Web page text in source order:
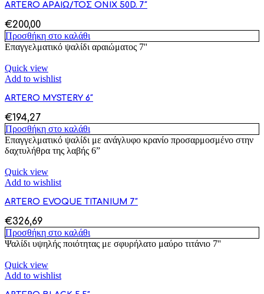
ARTERO ΑΡΑΙΩ/ΤΟΣ ONIX 50D. 7″
€200,00
Προσθήκη στο καλάθι
Επαγγελματικό ψαλίδι αραιώματος 7''
Quick view
Add to wishlist
ARTERO MYSTERY 6″
€194,27
Προσθήκη στο καλάθι
Επαγγελματικό ψαλίδι με ανάγλυφο κρανίο προσαρμοσμένο στην
δαχτυλήθρα της λαβής 6”
Quick view
Add to wishlist
ARTERO EVOQUE TITANIUM 7″
€326,69
Προσθήκη στο καλάθι
Ψαλίδι υψηλής ποιότητας με σφυρήλατο μαύρο τιτάνιο 7''
Quick view
Add to wishlist